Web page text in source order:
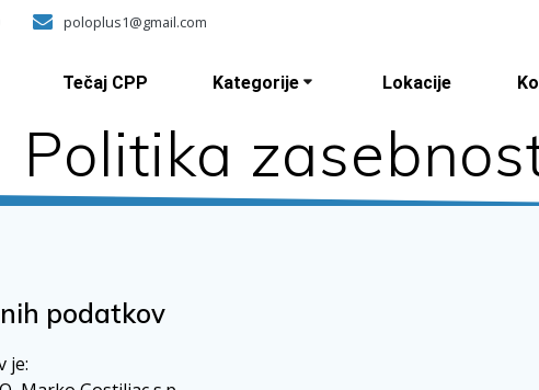
poloplus1@gmail.com
Tečaj CPP Kategorije Lokacije
Politika
podatkov
je: